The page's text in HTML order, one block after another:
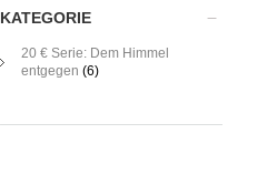
KATEGORIE
20 € Serie: Dem Himmel
entgegen (6)